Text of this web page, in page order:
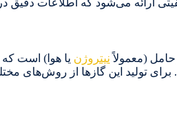
(معمولاًنیتروژن یا هوا) است
برای تولید این گازها از